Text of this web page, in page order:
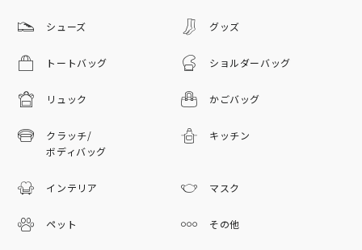
シューズ グッズ
トートバッグ ショルダーバッグ
リュック かごバッグ
クラッチ/
ボディバッグ
キッチン
インテリア マスク
ペット その他